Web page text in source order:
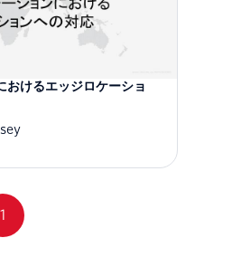
おけるエッジロケーショ
1